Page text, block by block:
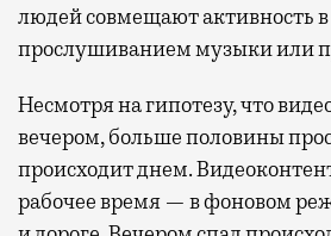
людей совмещают активность
прослушиванием музыки или
Несмотря на гипотезу, что
вечером, больше половины
происходит днем.
рабочее время — в фоновом